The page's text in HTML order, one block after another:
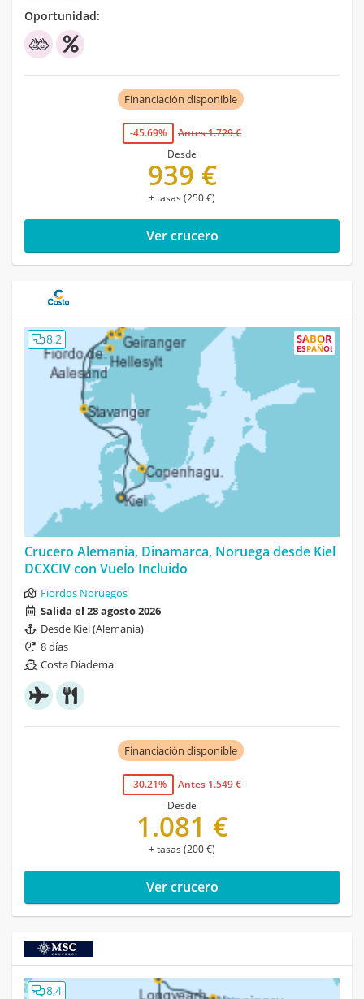
Oportunidad:
Financiación disponible
-45.69%
Antes 1.729 €
Desde
939 €
+ tasas (250 €)
Ver crucero
SABOR
ESPAÑOL
8,2
Crucero Alemania, Dinamarca, Noruega desde Kiel
DCXCIV con Vuelo Incluido
Fiordos Noruegos
Salida el 28 agosto 2026
Desde Kiel (Alemania)
8 días
Costa Diadema
Financiación disponible
-30.21%
Antes 1.549 €
Desde
1.081 €
+ tasas (200 €)
Ver crucero
8,4